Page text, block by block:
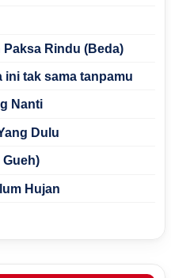
Paksa Rindu (Beda)
ini tak sama tanpamu
Nanti
Dulu
Gueh)
Hujan